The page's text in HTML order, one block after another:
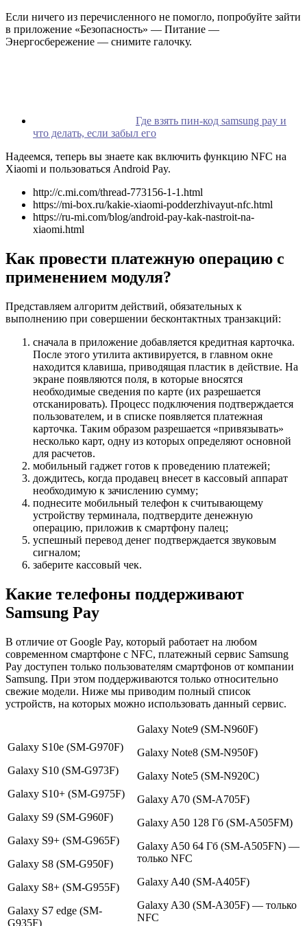
Если ничего из перечисленного не помогло, попробуйте зайти
в приложение «Безопасность» — Питание —
Энергосбережение — снимите галочку.
Где взять пин-код samsung pay и
что делать, если забыл его
Надеемся, теперь вы знаете как включить функцию NFC на
Xiaomi и пользоваться Android Pay.
http://c.mi.com/thread-773156-1-1.html
https://mi-box.ru/kakie-xiaomi-podderzhivayut-nfc.html
https://ru-mi.com/blog/android-pay-kak-nastroit-na-
xiaomi.html
Как провести платежную операцию с
применением модуля?
Представляем алгоритм действий, обязательных к
выполнению при совершении бесконтактных транзакций:
сначала в приложение добавляется кредитная карточка.
После этого утилита активируется, в главном окне
находится клавиша, приводящая пластик в действие. На
экране появляются поля, в которые вносятся
необходимые сведения по карте (их разрешается
отсканировать). Процесс подключения подтверждается
пользователем, и в списке появляется платежная
карточка. Таким образом разрешается «привязывать»
несколько карт, одну из которых определяют основной
для расчетов.
мобильный гаджет готов к проведению платежей;
дождитесь, когда продавец внесет в кассовый аппарат
необходимую к зачислению сумму;
поднесите мобильный телефон к считывающему
устройству терминала, подтвердите денежную
операцию, приложив к смартфону палец;
успешный перевод денег подтверждается звуковым
сигналом;
заберите кассовый чек.
Какие телефоны поддерживают
Samsung Pay
В отличие от Google Pay, который работает на любом
современном смартфоне с NFC, платежный сервис Samsung
Pay доступен только пользователям смартфонов от компании
Samsung. При этом поддерживаются только относительно
свежие модели. Ниже мы приводим полный список
устройств, на которых можно использовать данный сервис.
Galaxy S10e (SM-G970F)
Galaxy S10 (SM-G973F)
Galaxy S10+ (SM-G975F)
Galaxy S9 (SM-G960F)
Galaxy S9+ (SM-G965F)
Galaxy S8 (SM-G950F)
Galaxy S8+ (SM-G955F)
Galaxy S7 edge (SM-
G935F)
Galaxy Note9 (SM-N960F)
Galaxy Note8 (SM-N950F)
Galaxy Note5 (SM-N920C)
Galaxy A70 (SM-A705F)
Galaxy A50 128 Гб (SM-A505FM)
Galaxy A50 64 Гб (SM-A505FN) —
только NFC
Galaxy A40 (SM-A405F)
Galaxy A30 (SM-A305F) — только
NFC